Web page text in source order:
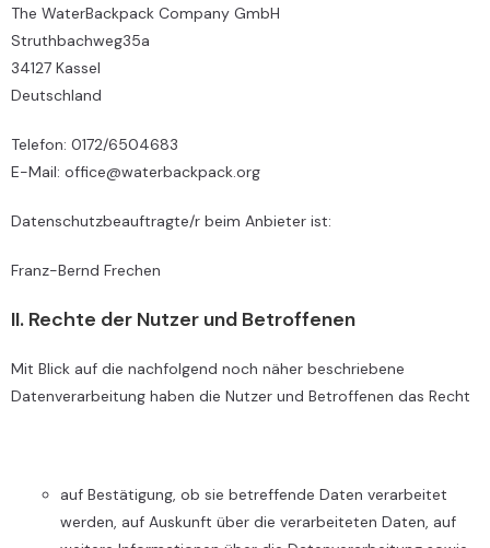
The WaterBackpack Company GmbH
Struthbachweg35a
34127 Kassel
Deutschland
Telefon: 0172/6504683
E-Mail: office@waterbackpack.org
Datenschutzbeauftragte/r beim Anbieter ist:
Franz-Bernd Frechen
II. Rechte der Nutzer und Betroffenen
Mit Blick auf die nachfolgend noch näher beschriebene
Datenverarbeitung haben die Nutzer und Betroffenen das Recht
auf Bestätigung, ob sie betreffende Daten verarbeitet
werden, auf Auskunft über die verarbeiteten Daten, auf